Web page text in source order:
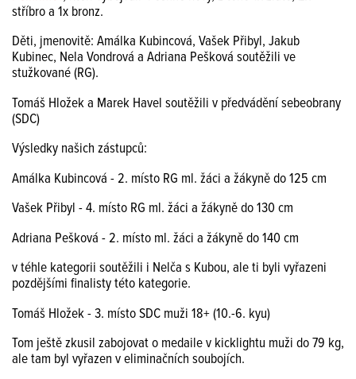
stříbro a 1x bronz.
Děti, jmenovitě: Amálka Kubincová, Vašek Přibyl, Jakub
Kubinec, Nela Vondrová a Adriana Pešková soutěžili ve
stužkované (RG).
Tomáš Hložek a Marek Havel soutěžili v předvádění sebeobrany
(SDC)
Výsledky našich zástupců:
Amálka Kubincová - 2. místo RG ml. žáci a žákyně do 125 cm
Vašek Přibyl - 4. místo RG ml. žáci a žákyně do 130 cm
Adriana Pešková - 2. místo ml. žáci a žákyně do 140 cm
v téhle kategorii soutěžili i Nelča s Kubou, ale ti byli vyřazeni
pozdějšími finalisty této kategorie.
Tomáš Hložek - 3. místo SDC muži 18+ (10.-6. kyu)
Tom ještě zkusil zabojovat o medaile v kicklightu muži do 79 kg,
ale tam byl vyřazen v eliminačních soubojích.